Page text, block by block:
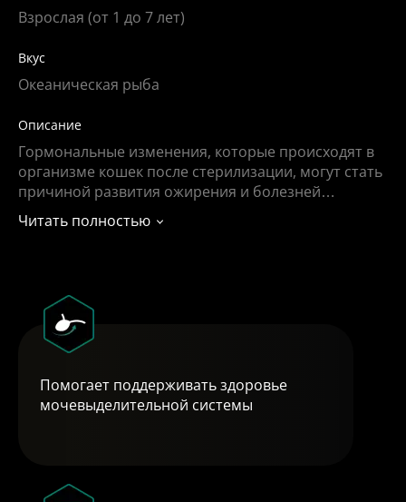
Взрослая (от 1 до 7 лет)
Вкус
Океаническая рыба
Описание
Гормональные изменения, которые происходят в
организме кошек после стерилизации, могут стать
причиной развития ожирения и болезней
мочевыделительной системы, если рацион
питомцев не менять. Им требуется особое питание
своим вкусовым качествам обычным кормам.
Читать полностью
Помогает поддерживать здоровье
мочевыделительной системы